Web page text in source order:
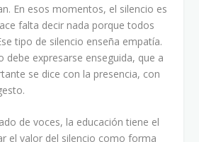
En esos momentos, el silencio es
falta decir nada porque todos
tipo de silencio enseña empatía.
debe expresarse enseguida, que a
se dice con la presencia, con
de voces, la educación tiene el
el valor del silencio como forma